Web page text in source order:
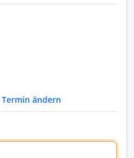
Termin ändern